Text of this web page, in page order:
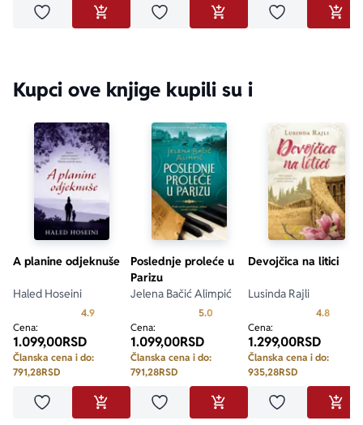
Dodaj u omiljeneDODAJ U KORPUDodaj u omiljeneDODAJ U KORPU
Dodaj u
Kupci ove knjige kupili su i
A planine odjeknuše
Haled Hoseini
4.9Prosecna ocena je 4.9 od 5
Cena:
1.099,00RSD
Članska cena i do:
791,28RSD
Dodaj u omiljeneDODAJ U KORPU
Poslednje proleće u
Parizu
Jelena Bačić Alimpić
5.0 Prosecna ocena je 5.0 od 5
Cena:
1.099,00RSD
Članska cena i do:
791,28RSD
Dodaj u omiljeneDODAJ U KORPU
Devojčica na litici
Lusinda Rajli
4.8
Cena:
1.299,00RSD
Članska cena i do:
935,28RSD
Dodaj u